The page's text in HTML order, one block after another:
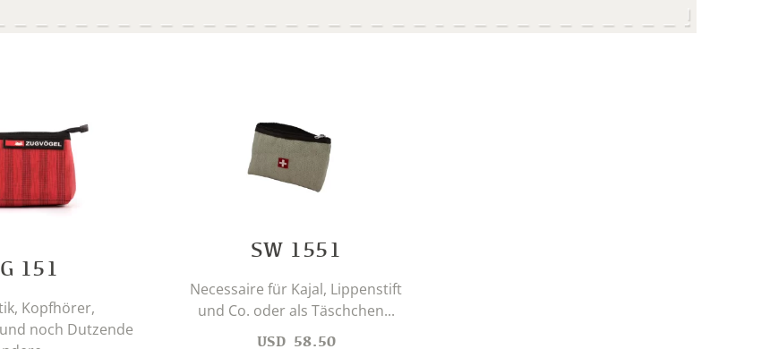
151
Kopfhörer,
noch Dutzende
SW 1551
Necessaire für Kajal, Lippenstift
und Co. oder als Täschchen...
USD 58.50